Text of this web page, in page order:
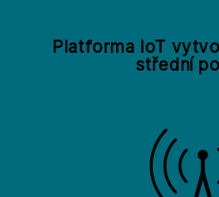
Platforma IoT
střední